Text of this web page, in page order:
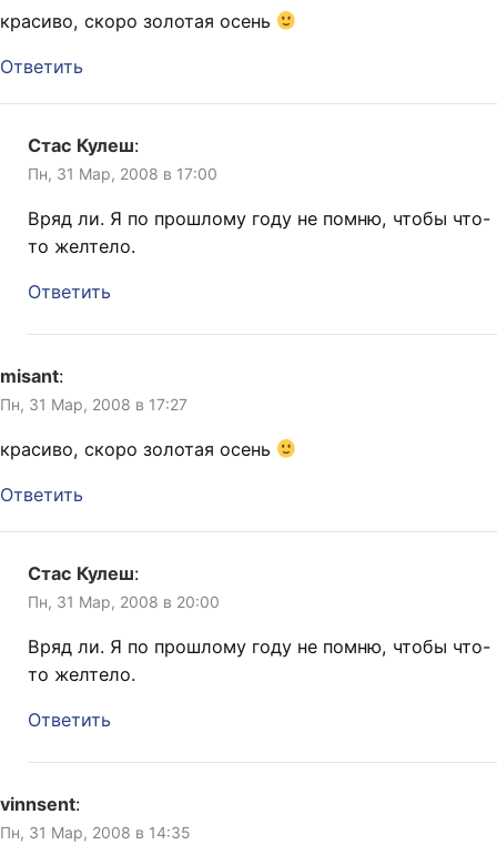
красиво, скоро золотая осень
Ответить
Стас Кулеш:
Пн, 31 Мар, 2008 в 17:00
Вряд ли. Я по прошлому году не помню, чтобы что-
то желтело.
Ответить
misant:
Пн, 31 Мар, 2008 в 17:27
красиво, скоро золотая осень
Ответить
Стас Кулеш:
Пн, 31 Мар, 2008 в 20:00
Вряд ли. Я по прошлому году не помню, чтобы что-
то желтело.
Ответить
vinnsent:
Пн, 31 Мар, 2008 в 14:35